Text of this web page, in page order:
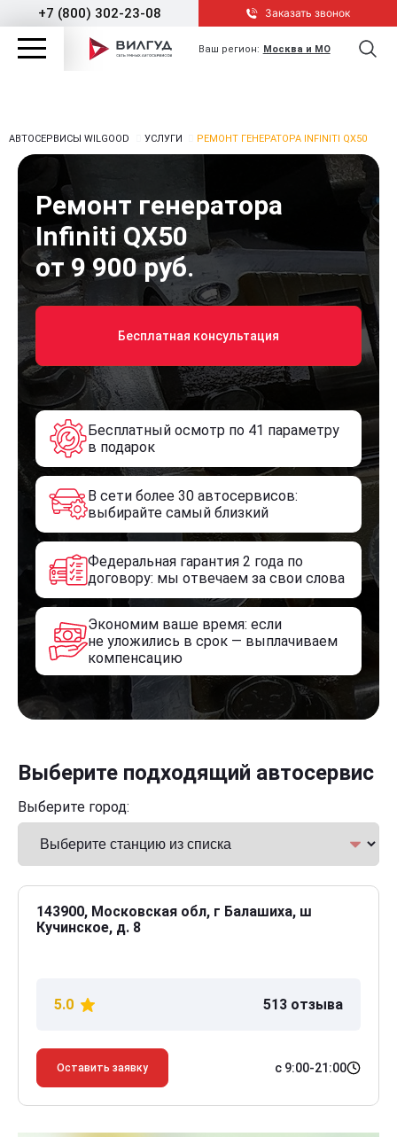
+7 (800) 302-23-08 Заказать звонок
Ваш регион: Москва и МО
АВТОСЕРВИСЫ WILGOOD УСЛУГИ РЕМОНТ ГЕНЕРАТОРА INFINITI QX50
Ремонт генератора
Infiniti QX50
от 9 900 руб.
Бесплатная консультация
Бесплатный осмотр по 41 параметру
в подарок
В сети более 30 автосервисов:
выбирайте самый близкий
Федеральная гарантия 2 года по
договору: мы отвечаем за свои слова
Экономим ваше время: если
не уложились в срок — выплачиваем
компенсацию
Выберите подходящий автосервис
Выберите город:
143900, Московская обл, г Балашиха, ш
Кучинское, д. 8
5.0 513 отзыва
Оставить заявку с 9:00-21:00